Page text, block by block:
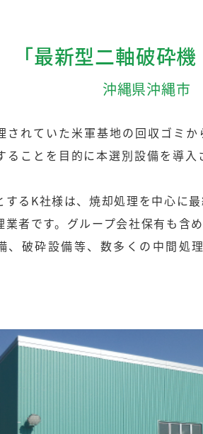
「最新型二軸破砕機
沖縄県沖縄市
されていた米軍基地の回収ゴミ
ることを目的に本選別設備を導
するK社様は、焼却処理を中心に
業者です。グループ会社保有も含
、破砕設備等、数多くの中間処